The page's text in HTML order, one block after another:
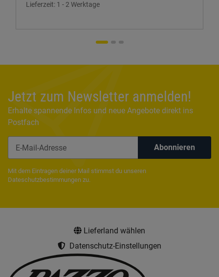
Lieferzeit: 1 - 2 Werktage
Jetzt zum Newsletter anmelden!
Erhalte spannende Infos und neue Angebote direkt ins
Postfach
Abonnieren
Mit dem Eintragen deiner Mail stimmst du unseren
Dateschutzbestimmungen zu.
Lieferland wählen
Datenschutz-Einstellungen